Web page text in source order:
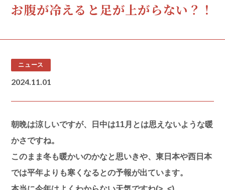
お腹が冷えると足が上がらない？！
2024.11.01
ニュース
朝晩は涼しいですが、日中は11月とは思えないような暖
かさですね。
このまま冬も暖かいのかなと思いきや、東日本や西日本
では平年よりも寒くなるとの予報が出ています。